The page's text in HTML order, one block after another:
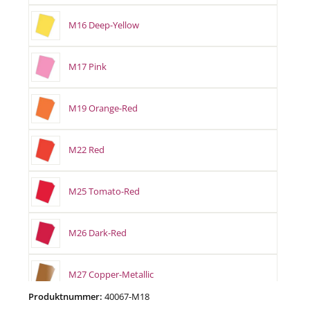
M16 Deep-Yellow
M17 Pink
M19 Orange-Red
M22 Red
M25 Tomato-Red
M26 Dark-Red
M27 Copper-Metallic
Produktnummer: 40067-M18